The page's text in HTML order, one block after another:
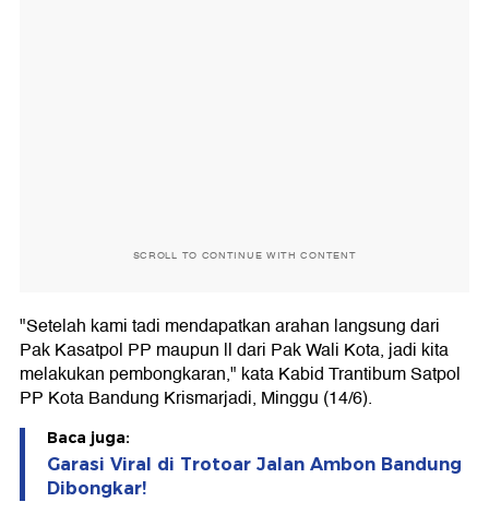
SCROLL TO CONTINUE WITH CONTENT
"Setelah kami tadi mendapatkan arahan langsung dari
Pak Kasatpol PP maupun ll dari Pak Wali Kota, jadi kita
melakukan pembongkaran," kata Kabid Trantibum Satpol
PP Kota Bandung Krismarjadi, Minggu (14/6).
Baca juga:
Garasi Viral di Trotoar Jalan Ambon Bandung
Dibongkar!